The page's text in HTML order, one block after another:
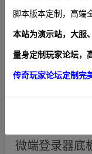
当前版本号：
温馨提示：微端登
毒, 请放心使用
热血传奇12
微端登录器底
脚本版本定制，高端
本站为演示站，大服
量身定制玩家论坛，
传奇玩家论坛定制完